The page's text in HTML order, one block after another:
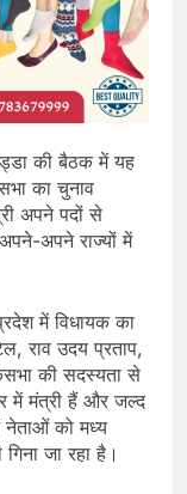
की बैठक में यह
का चुनाव
अपने पदों से
अपने राज्यों में
में विधायक का
राव उदय प्रताप,
की सदस्यता से
में मंत्री हैं और जल्द
नेताओं को मध्य
जा रहा है।